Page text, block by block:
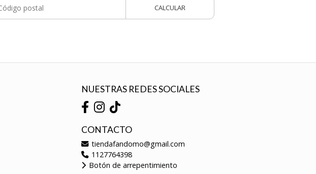
CALCULAR
NUESTRAS REDES SOCIALES
CONTACTO
tiendafandomo@gmail.com
1127764398
Botón de arrepentimiento